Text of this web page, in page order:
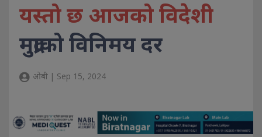
यस्तो छ आजको विदेशी
मुद्राको विनिमय दर
ओबी | Sep 15, 2024